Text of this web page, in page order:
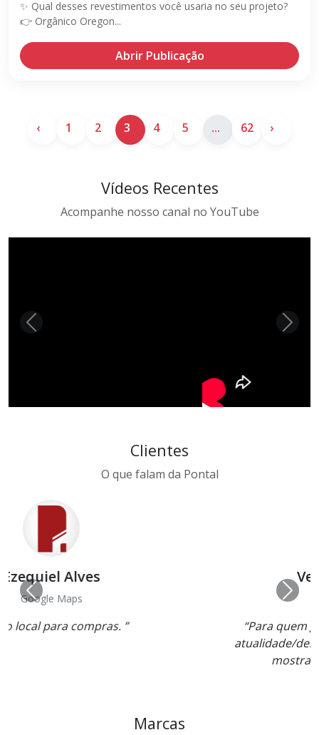
✨ Qual desses revestimentos você usaria no seu projeto?
👉 Orgânico Oregon...
Abrir Publicação
‹ 1 2 3 4 5 ... 62 ›
Vídeos Recentes
Acompanhe nosso canal no YouTube
Clientes
O que falam da Pontal
“Para quem gosta de novidades no setor
atualidade/designer e ali é o paraíso. Tudo à
Marcas